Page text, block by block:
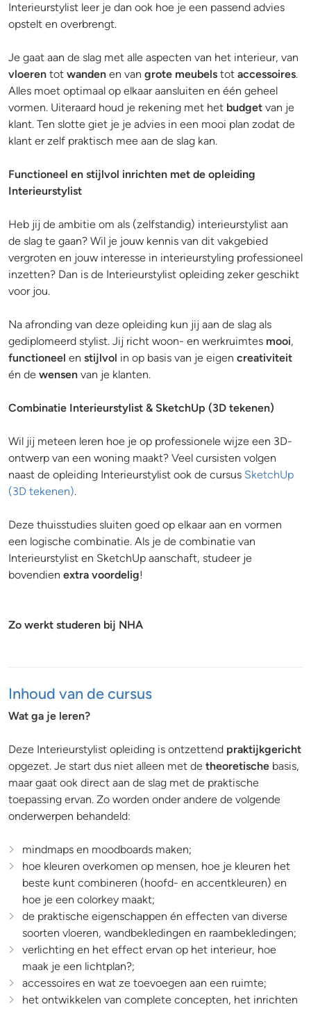
Interieurstylist leer je dan ook hoe je een passend advies
opstelt en overbrengt.
Je gaat aan de slag met alle aspecten van het interieur, van
vloeren tot wanden en van grote meubels tot accessoires.
Alles moet optimaal op elkaar aansluiten en één geheel
vormen. Uiteraard houd je rekening met het budget van je
klant. Ten slotte giet je je advies in een mooi plan zodat de
klant er zelf praktisch mee aan de slag kan.
Functioneel en stijlvol inrichten met de opleiding
Interieurstylist
Heb jij de ambitie om als (zelfstandig) interieurstylist aan
de slag te gaan? Wil je jouw kennis van dit vakgebied
vergroten en jouw interesse in interieurstyling professioneel
inzetten? Dan is de Interieurstylist opleiding zeker geschikt
voor jou.
Na afronding van deze opleiding kun jij aan de slag als
gediplomeerd stylist. Jij richt woon- en werkruimtes mooi,
functioneel en stijlvol in op basis van je eigen creativiteit
én de wensen van je klanten.
Combinatie Interieurstylist & SketchUp (3D tekenen)
Wil jij meteen leren hoe je op professionele wijze een 3D-
ontwerp van een woning maakt? Veel cursisten volgen
naast de opleiding Interieurstylist ook de cursus SketchUp
(3D tekenen).
Deze thuisstudies sluiten goed op elkaar aan en vormen
een logische combinatie. Als je de combinatie van
Interieurstylist en SketchUp aanschaft, studeer je
bovendien extra voordelig!
Zo werkt studeren bij NHA
Inhoud van de cursus
Wat ga je leren?
Deze Interieurstylist opleiding is ontzettend praktijkgericht
opgezet. Je start dus niet alleen met de theoretische basis,
maar gaat ook direct aan de slag met de praktische
toepassing ervan. Zo worden onder andere de volgende
onderwerpen behandeld:
mindmaps en moodboards maken;
hoe kleuren overkomen op mensen, hoe je kleuren het
beste kunt combineren (hoofd- en accentkleuren) en
hoe je een colorkey maakt;
de praktische eigenschappen én effecten van diverse
soorten vloeren, wandbekledingen en raambekledingen;
verlichting en het effect ervan op het interieur, hoe
maak je een lichtplan?;
accessoires en wat ze toevoegen aan een ruimte;
het ontwikkelen van complete concepten, het inrichten